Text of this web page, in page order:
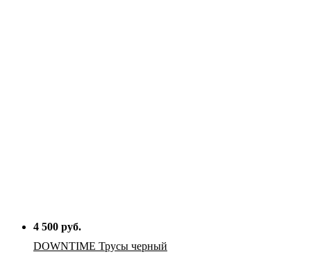
4 500 руб.
DOWNTIME Трусы черный